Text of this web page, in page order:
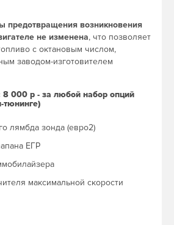
предотвращения возникновения
не изменена, что позволяет
с октановым числом,
заводом-изготовителем
000 р - за любой набор опций
тюнинге)
лямбда зонда (евро2)
ЕГР
максимальной скорости